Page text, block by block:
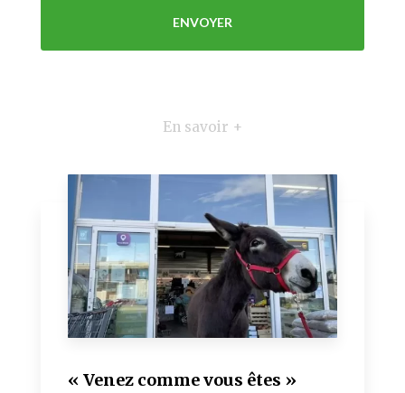
En savoir +
« Venez comme vous êtes »